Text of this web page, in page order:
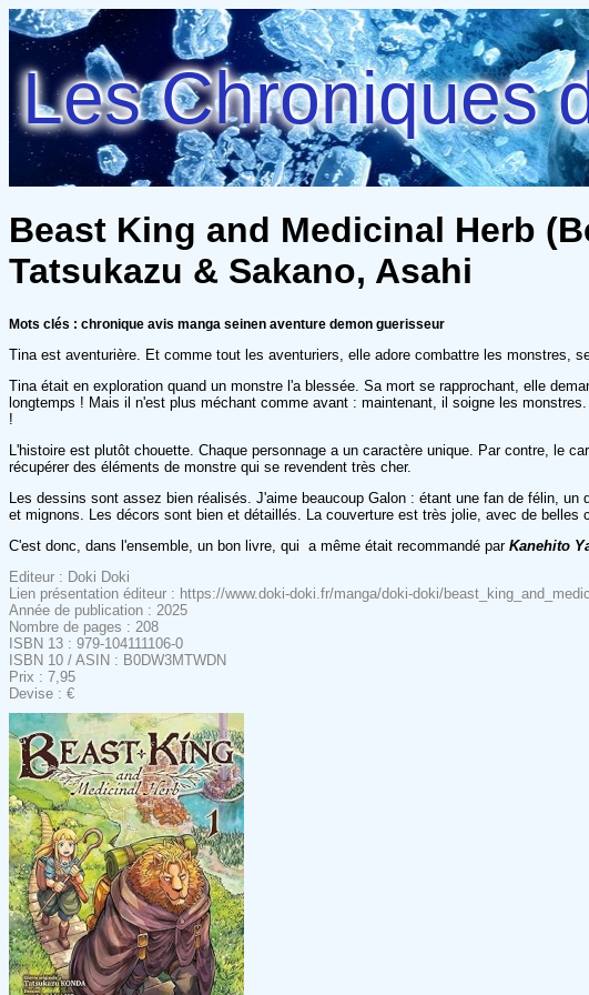
Les Chroniques
Beast King and Medicinal Herb
Tatsukazu & Sakano, Asahi
Mots clés : chronique avis manga seinen aventure demon guerisseur
Tina est aventurière. Et comme tout les aventuriers, elle adore combattre les monstres,
Tina était en exploration quand un monstre l'a blessée. Sa mort se rapprochant, elle
longtemps ! Mais il n'est plus méchant comme avant : maintenant, il soigne les
!
L'histoire est plutôt chouette. Chaque personnage a un caractère unique. Par contre, le
récupérer des éléments de monstre qui se revendent très cher.
Les dessins sont assez bien réalisés. J'aime beaucoup Galon : étant une fan de félin,
et mignons. Les décors sont bien et détaillés. La couverture est très jolie, avec de belles
C'est donc, dans l'ensemble, un bon livre, qui a même était recommandé par Kanehito
Editeur : Doki Doki
Lien présentation éditeur : https://www.doki-doki.fr/manga/doki-doki/
Année de publication : 2025
Nombre de pages : 208
ISBN 13 : 979-104111106-0
ISBN 10 / ASIN : B0DW3MTWDN
Prix : 7,95
Devise : €